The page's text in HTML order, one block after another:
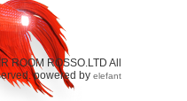
ROOM ROSSO.LTD All
powered by elefant